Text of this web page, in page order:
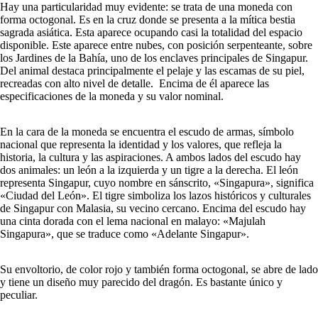
Hay una particularidad muy evidente: se trata de una moneda con
forma octogonal. Es en la cruz donde se presenta a la mítica bestia
sagrada asiática. Esta aparece ocupando casi la totalidad del espacio
disponible. Este aparece entre nubes, con posición serpenteante, sobre
los Jardines de la Bahía, uno de los enclaves principales de Singapur.
Del animal destaca principalmente el pelaje y las escamas de su piel,
recreadas con alto nivel de detalle. Encima de él aparece las
especificaciones de la moneda y su valor nominal.
En la cara de la moneda se encuentra el escudo de armas, símbolo
nacional que representa la identidad y los valores, que refleja la
historia, la cultura y las aspiraciones. A ambos lados del escudo hay
dos animales: un león a la izquierda y un tigre a la derecha. El león
representa Singapur, cuyo nombre en sánscrito, «Singapura», significa
«Ciudad del León». El tigre simboliza los lazos históricos y culturales
de Singapur con Malasia, su vecino cercano. Encima del escudo hay
una cinta dorada con el lema nacional en malayo: «Majulah
Singapura», que se traduce como «Adelante Singapur».
Su envoltorio, de color rojo y también forma octogonal, se abre de lado
y tiene un diseño muy parecido del dragón. Es bastante único y
peculiar.